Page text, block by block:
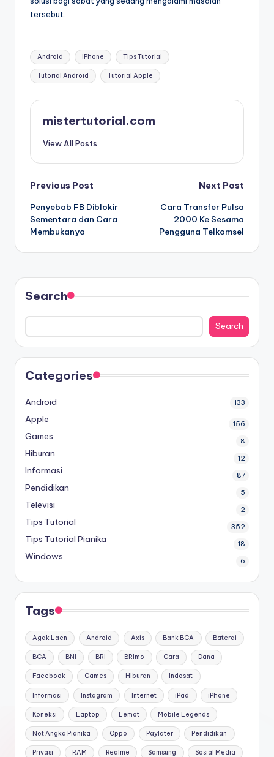
tersebut.
Tags:
Android iPhone Tips Tutorial
Tutorial Android Tutorial Apple
mistertutorial.com
View All Posts
Post
navigation
Previous Post
Penyebab FB Diblokir
Sementara dan Cara
Membukanya
Next Post
Cara Transfer Pulsa
2000 Ke Sesama
Pengguna Telkomsel
Search
Search
Categories
Android 133
Apple 156
Games 8
Hiburan 12
Informasi 87
Pendidikan 5
Televisi 2
Tips Tutorial 352
Tips Tutorial Pianika 18
Windows 6
Tags
Agak Laen Android Axis Bank BCA Baterai
BCA BNI BRI BRImo Cara Dana
Facebook Games Hiburan Indosat
Informasi Instagram Internet iPad iPhone
Koneksi Laptop Lemot Mobile Legends
Not Angka Pianika Oppo Paylater Pendidikan
Privasi RAM Realme Samsung Sosial Media